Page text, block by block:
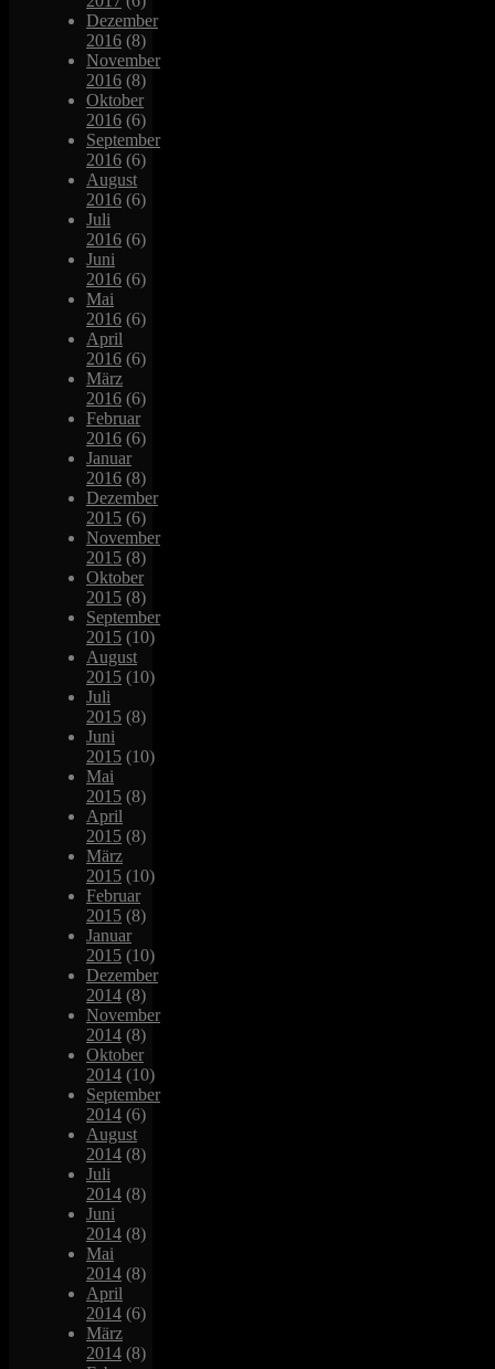
Dezember
2016 (8)
November
2016 (8)
Oktober
2016 (6)
September
2016 (6)
August
2016 (6)
Juli
2016 (6)
Juni
2016 (6)
Mai
2016 (6)
April
2016 (6)
März
2016 (6)
Februar
2016 (6)
Januar
2016 (8)
Dezember
2015 (6)
November
2015 (8)
Oktober
2015 (8)
September
2015 (10)
August
2015 (10)
Juli
2015 (8)
Juni
2015 (10)
Mai
2015 (8)
April
2015 (8)
März
2015 (10)
Februar
2015 (8)
Januar
2015 (10)
Dezember
2014 (8)
November
2014 (8)
Oktober
2014 (10)
September
2014 (6)
August
2014 (8)
Juli
2014 (8)
Juni
2014 (8)
Mai
2014 (8)
April
2014 (6)
März
2014 (8)